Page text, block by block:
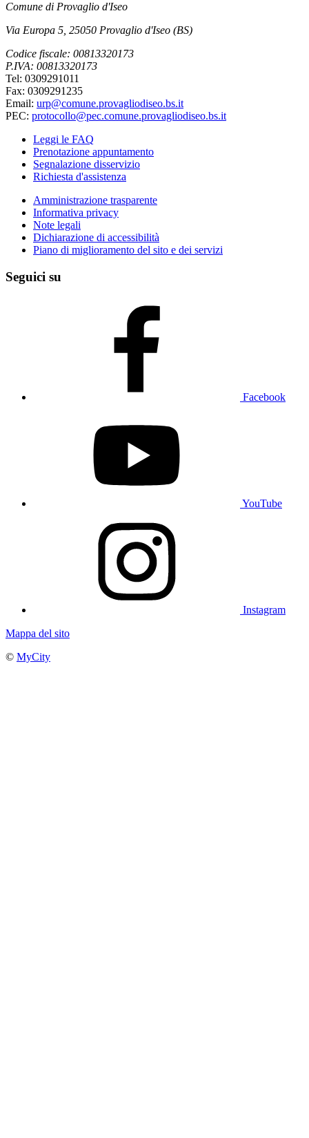
Comune di Provaglio d'Iseo
Via Europa 5, 25050 Provaglio d'Iseo (BS)
Codice fiscale: 00813320173
P.IVA: 00813320173
Tel: 0309291011
Fax: 0309291235
Email: urp@comune.provagliodiseo.bs.it
PEC: protocollo@pec.comune.provagliodiseo.bs.it
Leggi le FAQ
Prenotazione appuntamento
Segnalazione disservizio
Richiesta d'assistenza
Amministrazione trasparente
Informativa privacy
Note legali
Dichiarazione di accessibilità
Piano di miglioramento del sito e dei servizi
Seguici su
Facebook
YouTube
Instagram
Mappa del sito
© MyCity